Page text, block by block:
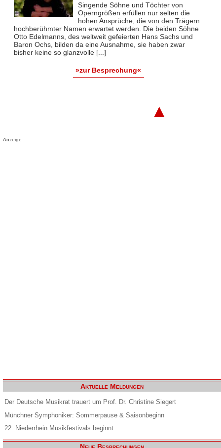
Singende Söhne und Töchter von
Operngrößen erfüllen nur selten die
hohen Ansprüche, die von den Trägern
hochberühmter Namen erwartet werden. Die beiden Söhne
Otto Edelmanns, des weltweit gefeierten Hans Sachs und
Baron Ochs, bilden da eine Ausnahme, sie haben zwar
bisher keine so glanzvolle [...]
»zur Besprechung«
▲
Anzeige
Aktuelle Meldungen
Der Deutsche Musikrat trauert um Prof. Dr. Christine Siegert
Münchner Symphoniker: Sommerpause & Saisonbeginn
22. Niederrhein Musikfestivals beginnt